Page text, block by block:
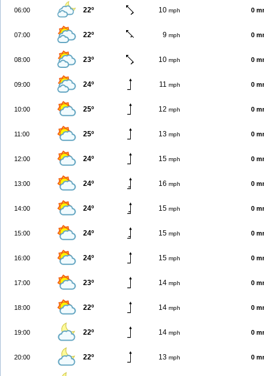
06:00 22º 10 mph 0
07:00 22º 9 mph 0
08:00 23º 10 mph 0
09:00 24º 11 mph 0
10:00 25º 12 mph 0
11:00 25º 13 mph 0
12:00 24º 15 mph 0
13:00 24º 16 mph 0
14:00 24º 15 mph 0
15:00 24º 15 mph 0
16:00 24º 15 mph 0
17:00 23º 14 mph 0
18:00 22º 14 mph 0
19:00 22º 14 mph 0
20:00 22º 13 mph 0